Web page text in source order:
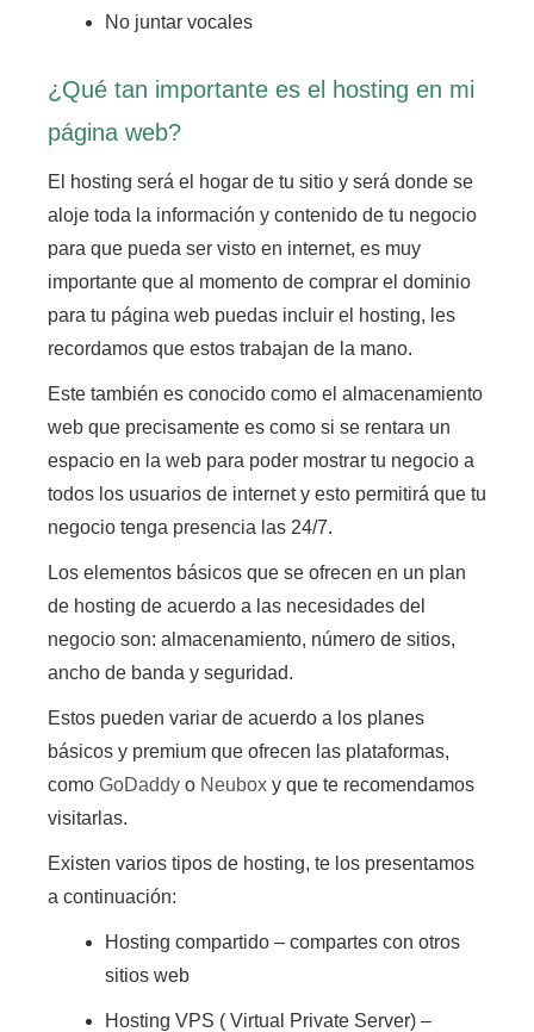
No juntar vocales
¿Qué tan importante es el hosting en mi
página web?
El hosting será el hogar de tu sitio y será donde se
aloje toda la información y contenido de tu negocio
para que pueda ser visto en internet, es muy
importante que al momento de comprar el dominio
para tu página web puedas incluir el hosting, les
recordamos que estos trabajan de la mano.
Este también es conocido como el almacenamiento
web que precisamente es como si se rentara un
espacio en la web para poder mostrar tu negocio a
todos los usuarios de internety esto permitirá que tu
negocio tenga presencia las 24/7.
Los elementos básicos que se ofrecen en un plan
de hosting de acuerdo a las necesidades del
negocio son: almacenamiento, número de sitios,
ancho de banda y seguridad.
Estos pueden variar de acuerdo a los planes
básicos y premium que ofrecen las plataformas,
como GoDaddy o Neubox y que te recomendamos
visitarlas.
Existen varios tipos de hosting, te los presentamos
a continuación:
Hosting compartido – compartes con otros
sitios web
Hosting VPS ( Virtual Private Server) –